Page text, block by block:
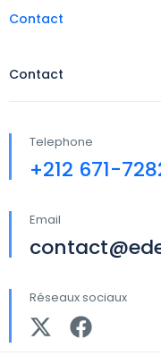
Contact
Contact
Telephone
+212 671-
Email
Réseaux sociaux